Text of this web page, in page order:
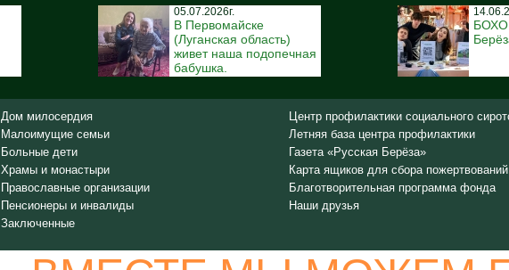
05.07.2026г.
В Первомайске
(Луганская область)
живет наша подопечная
бабушка.
БОХО
Дом милосердия
Малоимущие семьи
Больные дети
Храмы и монастыри
Православные организации
Пенсионеры и инвалиды
Заключенные
Центр профилактики социального
Летняя база центра профилактики
Газета «Русская Берёза»
Карта ящиков для сбора пожертвований
Благотворительная программа фонда
Наши друзья